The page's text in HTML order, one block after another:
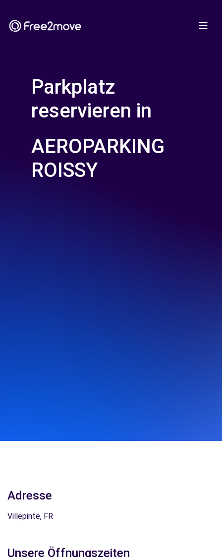
Parkplatz
reservieren in
AEROPARKING
ROISSY
Adresse
Villepinte, FR
Unsere Öffnungszeiten